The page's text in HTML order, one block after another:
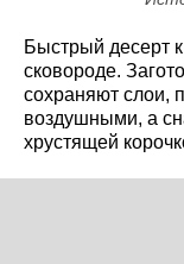
Быстрый десерт
сковороде.
сохраняют слои,
воздушными, а
хрустящей